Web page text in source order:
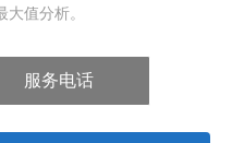
值分析。
服务电话